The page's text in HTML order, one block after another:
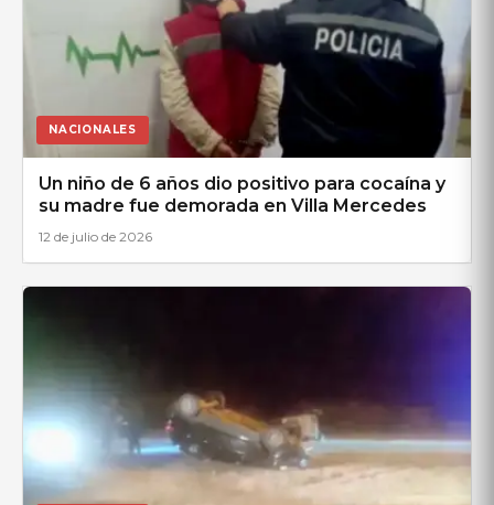
NACIONALES
Un niño de 6 años dio positivo para cocaína y
su madre fue demorada en Villa Mercedes
12 de julio de 2026